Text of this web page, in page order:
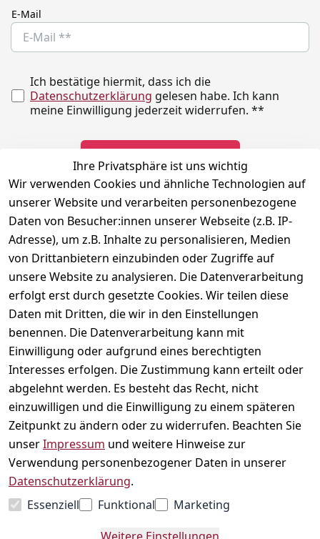
E-Mail
Ich bestätige hiermit, dass ich die
Datenschutzerklärung gelesen habe. Ich kann
meine Einwilligung jederzeit widerrufen. **
** markierte Felder sind erforderlich
Ihre Privatsphäre ist uns wichtig
Wir verwenden Cookies und ähnliche Technologien auf
unserer Website und verarbeiten personenbezogene
Daten von Besucher:innen unserer Webseite (z.B. IP-
Adresse), um z.B. Inhalte zu personalisieren, Medien
von Drittanbietern einzubinden oder Zugriffe auf
unsere Website zu analysieren. Die Datenverarbeitung
erfolgt erst durch gesetzte Cookies. Wir teilen diese
Daten mit Dritten, die wir in den Einstellungen
benennen. Die Datenverarbeitung kann mit
Einwilligung oder aufgrund eines berechtigten
Interesses erfolgen. Die Zustimmung kann erteilt oder
abgelehnt werden. Es besteht das Recht, nicht
einzuwilligen und die Einwilligung zu einem späteren
Zeitpunkt zu ändern oder zu widerrufen. Beachten Sie
unserImpressum und weitere Hinweise zur
Verwendung personenbezogener Daten in unserer
Datenschutzerklärung.
Essenziell
Funktional
Marketing
Rechtliches
Impressum
Datenschutzerklär
ung
Widerrufsrecht
Versand &
Zahlung
Kontakt
Vertrag
widerrufen
Kontakt
Telefonische
Unterstützung
und Beratung
unter:
040 180
678 99
Mo-Fr: 10:00 -
16:00 Uhr
Schnackenburga
llee 120
22525 Hamburg
Kontaktformular
Social
Instagram